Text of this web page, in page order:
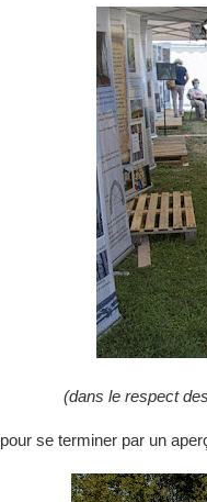
(dans le respect
pour se terminer par un